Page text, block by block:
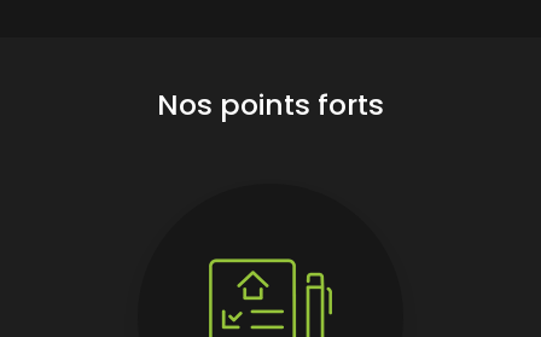
Nos points forts